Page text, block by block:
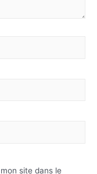
site dans le